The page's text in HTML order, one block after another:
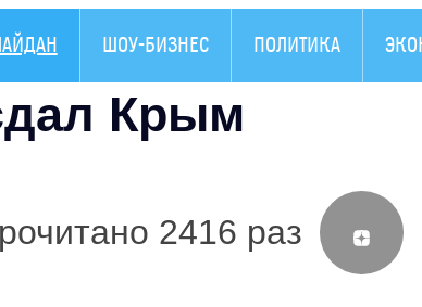
ШОУ-БИЗНЕС ПОЛИТИКА
Крым
2416 раз